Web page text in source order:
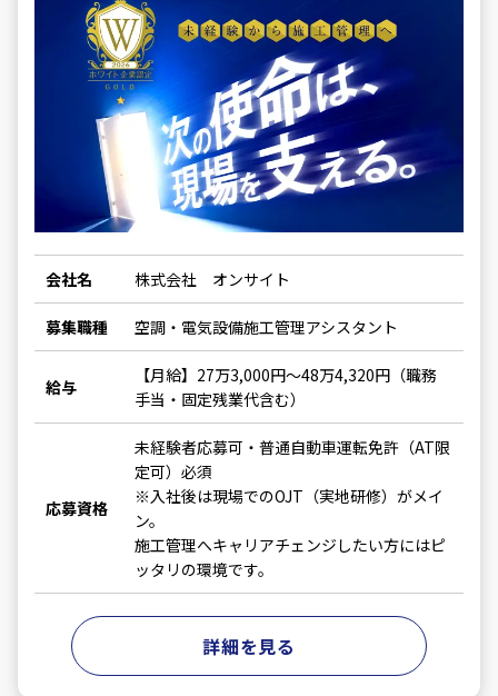
会社名 株式会社 オンサイト
募集職種 空調・電気設備施工管理アシスタント
給与
【月給】27万3,000円～48万4,320円（職務
手当・固定残業代含む）
応募資格
未経験者応募可・普通自動車運転免許（AT限
定可）必須
※入社後は現場でのOJT（実地研修）がメイ
ン。
施工管理へキャリアチェンジしたい方にはピ
ッタリの環境です。
詳細を見る